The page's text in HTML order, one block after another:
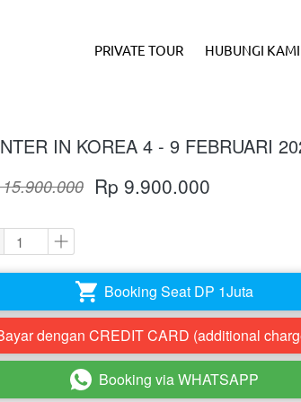
PRIVATE TOUR HUBUNGI KAMI
IN KOREA 4 - 9 FEBRUARI
Rp 9.900.000
` Booking Seat DP 1Juta
dengan CREDIT CARD (additional
` Booking via WHATSAPP